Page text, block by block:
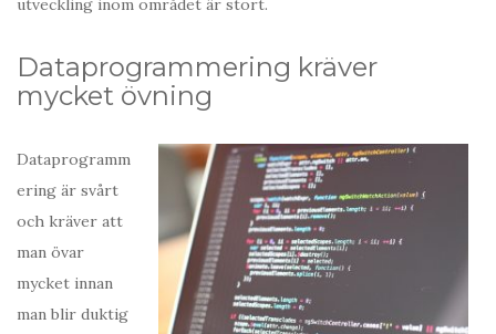
utveckling inom området är stort.
Dataprogrammering kräver
mycket övning
Dataprogramm
ering är svårt
och kräver att
man övar
mycket innan
man blir duktig